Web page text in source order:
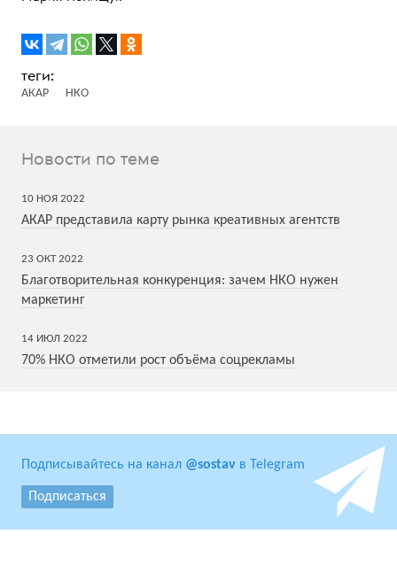
АКАР НКО
Новости по теме
10 НОЯ 2022
АКАР представила карту рынка креативных агентств
23 ОКТ 2022
Благотворительная конкуренция: зачем НКО нужен
маркетинг
14 ИЮЛ 2022
70% НКО отметили рост объёма соцрекламы
Подписывайтесь на канал @sostav в Telegram
Подписаться